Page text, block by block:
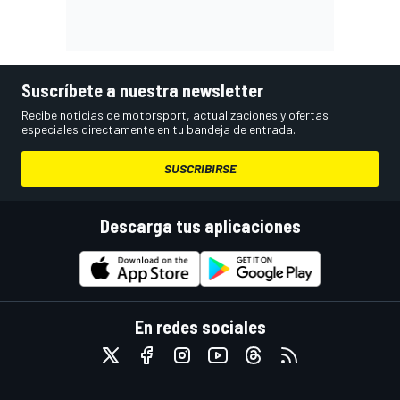
Suscríbete a nuestra newsletter
Recibe noticias de motorsport, actualizaciones y ofertas
especiales directamente en tu bandeja de entrada.
SUSCRIBIRSE
Descarga tus aplicaciones
En redes sociales